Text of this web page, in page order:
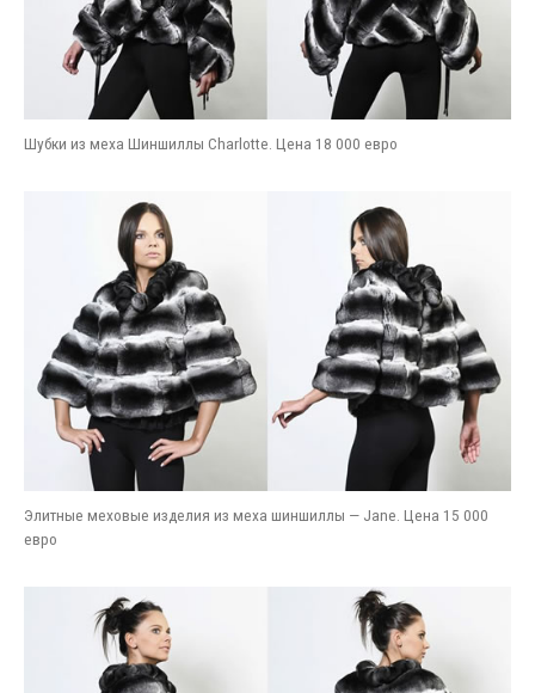
Шубки из меха Шиншиллы Charlotte. Цена 18 000 евро
Элитные меховые изделия из меха шиншиллы — Jane. Цена 15 000
евро